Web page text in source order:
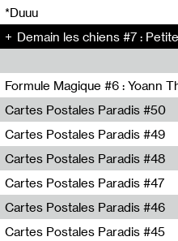
*Duuu
Demain les chiens #7 : Petite
Formule Magique #6 : Yoann
Nathalie Lacroix,Yoann
Cartes Postales Paradis #50
Zoé Leroux
Cartes Postales Paradis #49
Aurore Portales
Cartes Postales Paradis #48
Mathias Dupaquier
Cartes Postales Paradis #47
Raymond Engramer
Cartes Postales Paradis #46
Sarah Banville
Cartes Postales Paradis #45
00
00